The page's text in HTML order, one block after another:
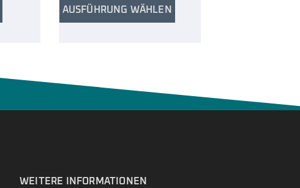
AUSFÜHRUNG WÄHLEN
WEITERE INFORMATIONEN